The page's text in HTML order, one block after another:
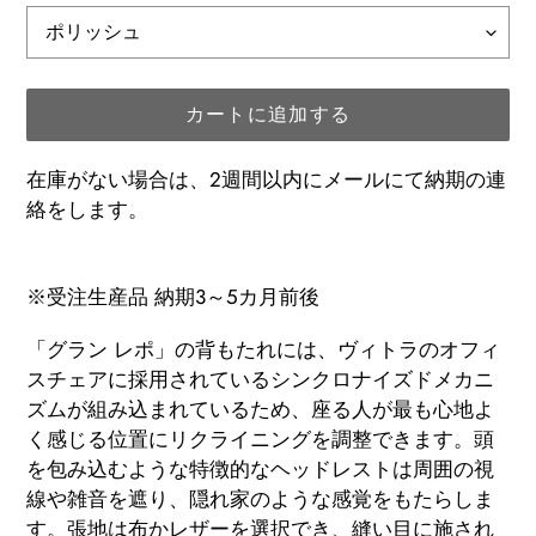
カートに追加する
在庫がない場合は、2週間以内にメールにて納期の連
絡をします。
ー
に
商
品
を
追
加
※受注生産品 納期3～5カ月前後
「グラン レポ」の背もたれには、ヴィトラのオフィ
スチェアに採用されているシンクロナイズドメカニ
ズムが組み込まれているため、座る人が最も心地よ
く感じる位置にリクライニングを調整できます。頭
を包み込むような特徴的なヘッドレストは周囲の視
線や雑音を遮り、隠れ家のような感覚をもたらしま
す。張地は布かレザーを選択でき、縫い目に施され